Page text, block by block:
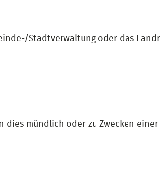
Stadtverwaltung oder das
dies mündlich oder zu Zwecken einer